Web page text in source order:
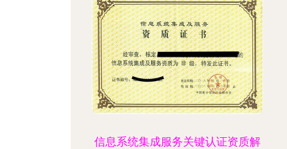
信息系统集成服务关键认证资质解